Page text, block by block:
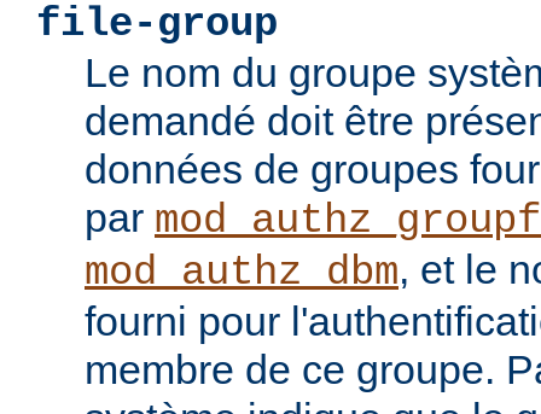
file-group
Le nom du groupe
demandé doit être
données de groupes
par
mod_authz_dbm, et le
fourni pour
membre de ce groupe.